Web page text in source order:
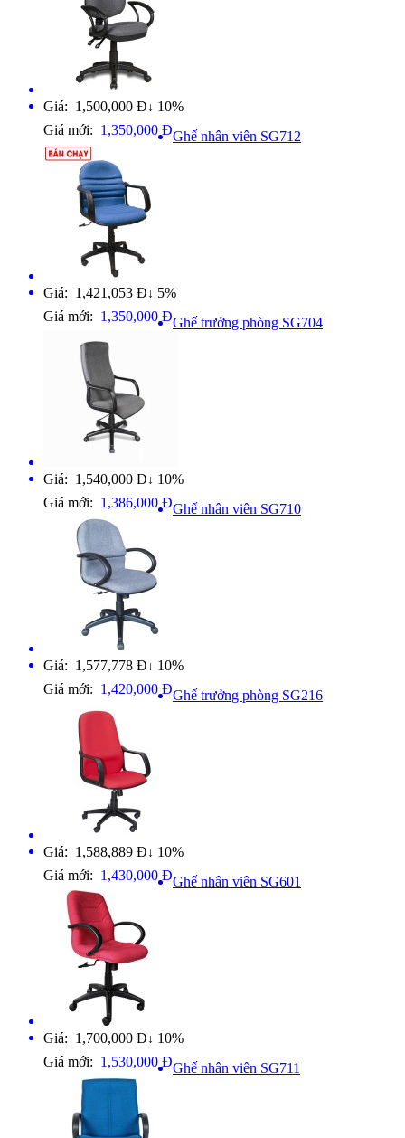
Giá: 1,500,000 Đ ↓ 10%
Giá mới: 1,350,000 ĐGhế nhân viên SG712
Giá: 1,421,053 Đ ↓ 5%
Giá mới: 1,350,000 ĐGhế trưởng phòng SG704
Giá: 1,540,000 Đ ↓ 10%
Giá mới: 1,386,000 ĐGhế nhân viên SG710
Giá: 1,577,778 Đ ↓ 10%
Giá mới: 1,420,000 ĐGhế trưởng phòng SG216
Giá: 1,588,889 Đ ↓ 10%
Giá mới: 1,430,000 ĐGhế nhân viên SG601
Giá: 1,700,000 Đ ↓ 10%
Giá mới: 1,530,000 ĐGhế nhân viên SG711